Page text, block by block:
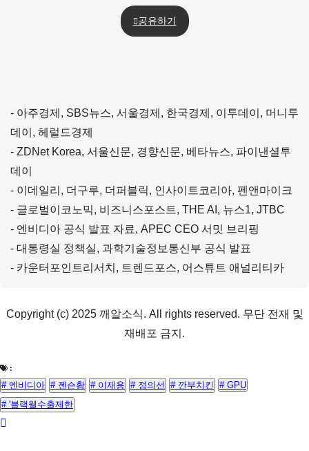
공유하기
- 아주경제, SBS뉴스, 서울경제, 한국경제, 이투데이, 머니투
데이, 헤럴드경제
- ZDNet Korea, 서울신문, 경향신문, 베타뉴스, 파이낸셜투
데이
- 이데일리, 더구루, 더퍼블릭, 인사이트코리아, 펜앤마이크
- 글로벌이코노믹, 비즈니스포스트, THE AI, 뉴스1, JTBC
- 엔비디아 공식 발표 자료, APEC CEO 서밋 브리핑
- 대통령실 정책실, 과학기술정보통신부 공식 발표
- 카운터포인트리서치, 트렌드포스, 어스튜트 애널리티카
Copyright (c) 2025 깨알소식. All rights reserved. 무단 전재 및
재배포 금지.
:
# 엔비디아 # 젠슨황 # 이재용 # 정의선 # 깐부치킨
# GPU
# '블랙웰수출제한